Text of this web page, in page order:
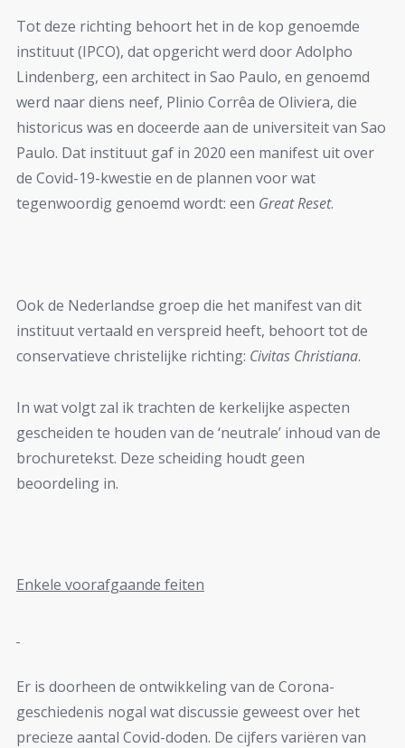
Tot deze richting behoort het in de kop genoemde
instituut (IPCO), dat opgericht werd door Adolpho
Lindenberg, een architect in Sao Paulo, en genoemd
werd naar diens neef, Plinio Corrêa de Oliviera, die
historicus was en doceerde aan de universiteit van Sao
Paulo. Dat instituut gaf in 2020 een manifest uit over
de Covid-19-kwestie en de plannen voor wat
tegenwoordig genoemd wordt: een Great Reset.
Ook de Nederlandse groep die het manifest van dit
instituut vertaald en verspreid heeft, behoort tot de
conservatieve christelijke richting: Civitas Christiana.
In wat volgt zal ik trachten de kerkelijke aspecten
gescheiden te houden van de ‘neutrale’ inhoud van de
brochuretekst. Deze scheiding houdt geen
beoordeling in.
Enkele voorafgaande feiten
Er is doorheen de ontwikkeling van de Corona-
geschiedenis nogal wat discussie geweest over het
precieze aantal Covid-doden. De cijfers variëren van